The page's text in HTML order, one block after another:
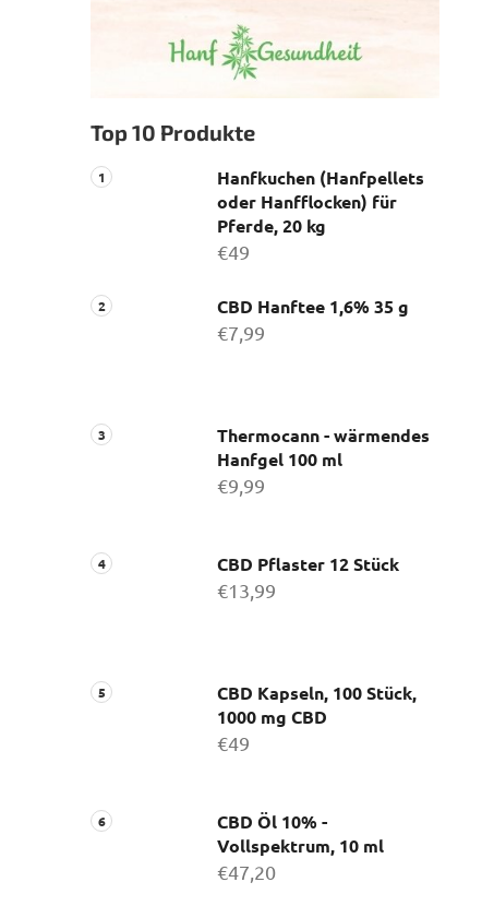
Top 10 Produkte
Hanfkuchen (Hanfpellets
oder Hanfflocken) für
Pferde, 20 kg
€49
CBD Hanftee 1,6% 35 g
€7,99
Thermocann - wärmendes
Hanfgel 100 ml
€9,99
CBD Pflaster 12 Stück
€13,99
CBD Kapseln, 100 Stück,
1000 mg CBD
€49
CBD Öl 10% -
Vollspektrum, 10 ml
€47,20